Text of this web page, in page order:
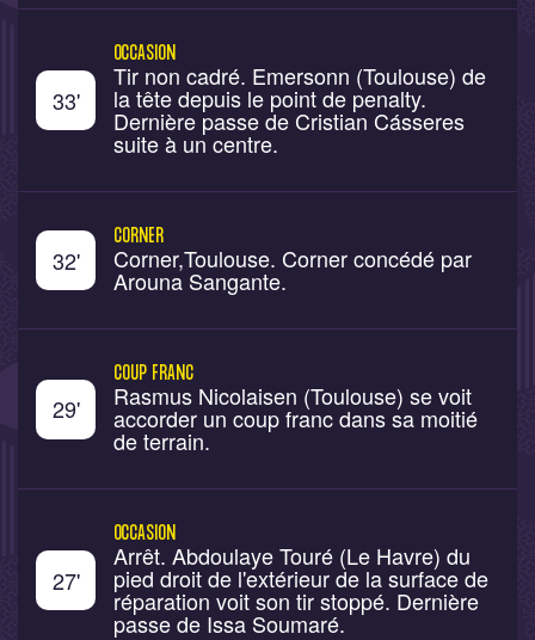
33'
OCCASION
Tir non cadré. Emersonn (Toulouse) de
la tête depuis le point de penalty.
Dernière passe de Cristian Cásseres
suite à un centre.
32'
CORNER
Corner,Toulouse. Corner concédé par
Arouna Sangante.
29'
COUP FRANC
Rasmus Nicolaisen (Toulouse) se voit
accorder un coup franc dans sa moitié
de terrain.
27'
OCCASION
Arrêt. Abdoulaye Touré (Le Havre) du
pied droit de l'extérieur de la surface de
réparation voit son tir stoppé. Dernière
passe de Issa Soumaré.